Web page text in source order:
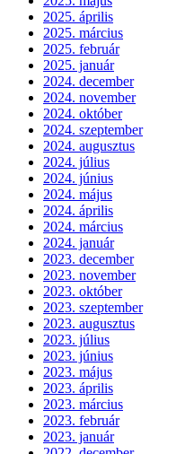
2025. április
2025. március
2025. február
2025. január
2024. december
2024. november
2024. október
2024. szeptember
2024. augusztus
2024. július
2024. június
2024. május
2024. április
2024. március
2024. január
2023. december
2023. november
2023. október
2023. szeptember
2023. augusztus
2023. július
2023. június
2023. május
2023. április
2023. március
2023. február
2023. január